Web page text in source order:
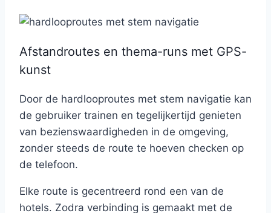
Afstandroutes en thema-runs met GPS-
kunst
Door de hardlooproutes met stem navigatie kan
de gebruiker trainen en tegelijkertijd genieten
van bezienswaardigheden in de omgeving,
zonder steeds de route te hoeven checken op
de telefoon.
Elke route is gecentreerd rond een van de
hotels. Zodra verbinding is gemaakt met de